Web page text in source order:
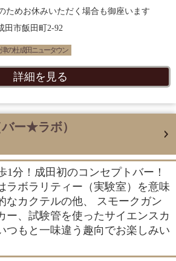
ためお休みいただく場合も御座います
田市飯田町2-92
の杜 成田ニュータウン
詳細を見る
ー★ラボ）
分！成田初のコンセプトバー！
ラボラリティー（実験室）を意味
なカクテルの他、 スモークガン
ー、試験管を使ったサイエンスカ
つもと一味違う趣向でお楽しみい